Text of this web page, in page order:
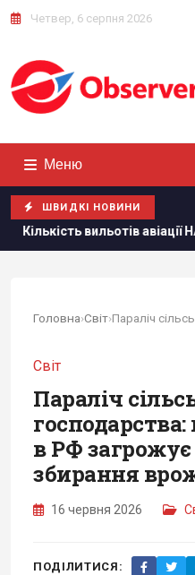
Четвер, 6 серпня 2026
Меню
ШВИДКІ НОВИНИ
вильотів авіації НАТО через
Головна›Світ›
Світ
Параліч
в РФ загрожує
збирання
16 червня 2026
ПОДІЛИТИСЯ: